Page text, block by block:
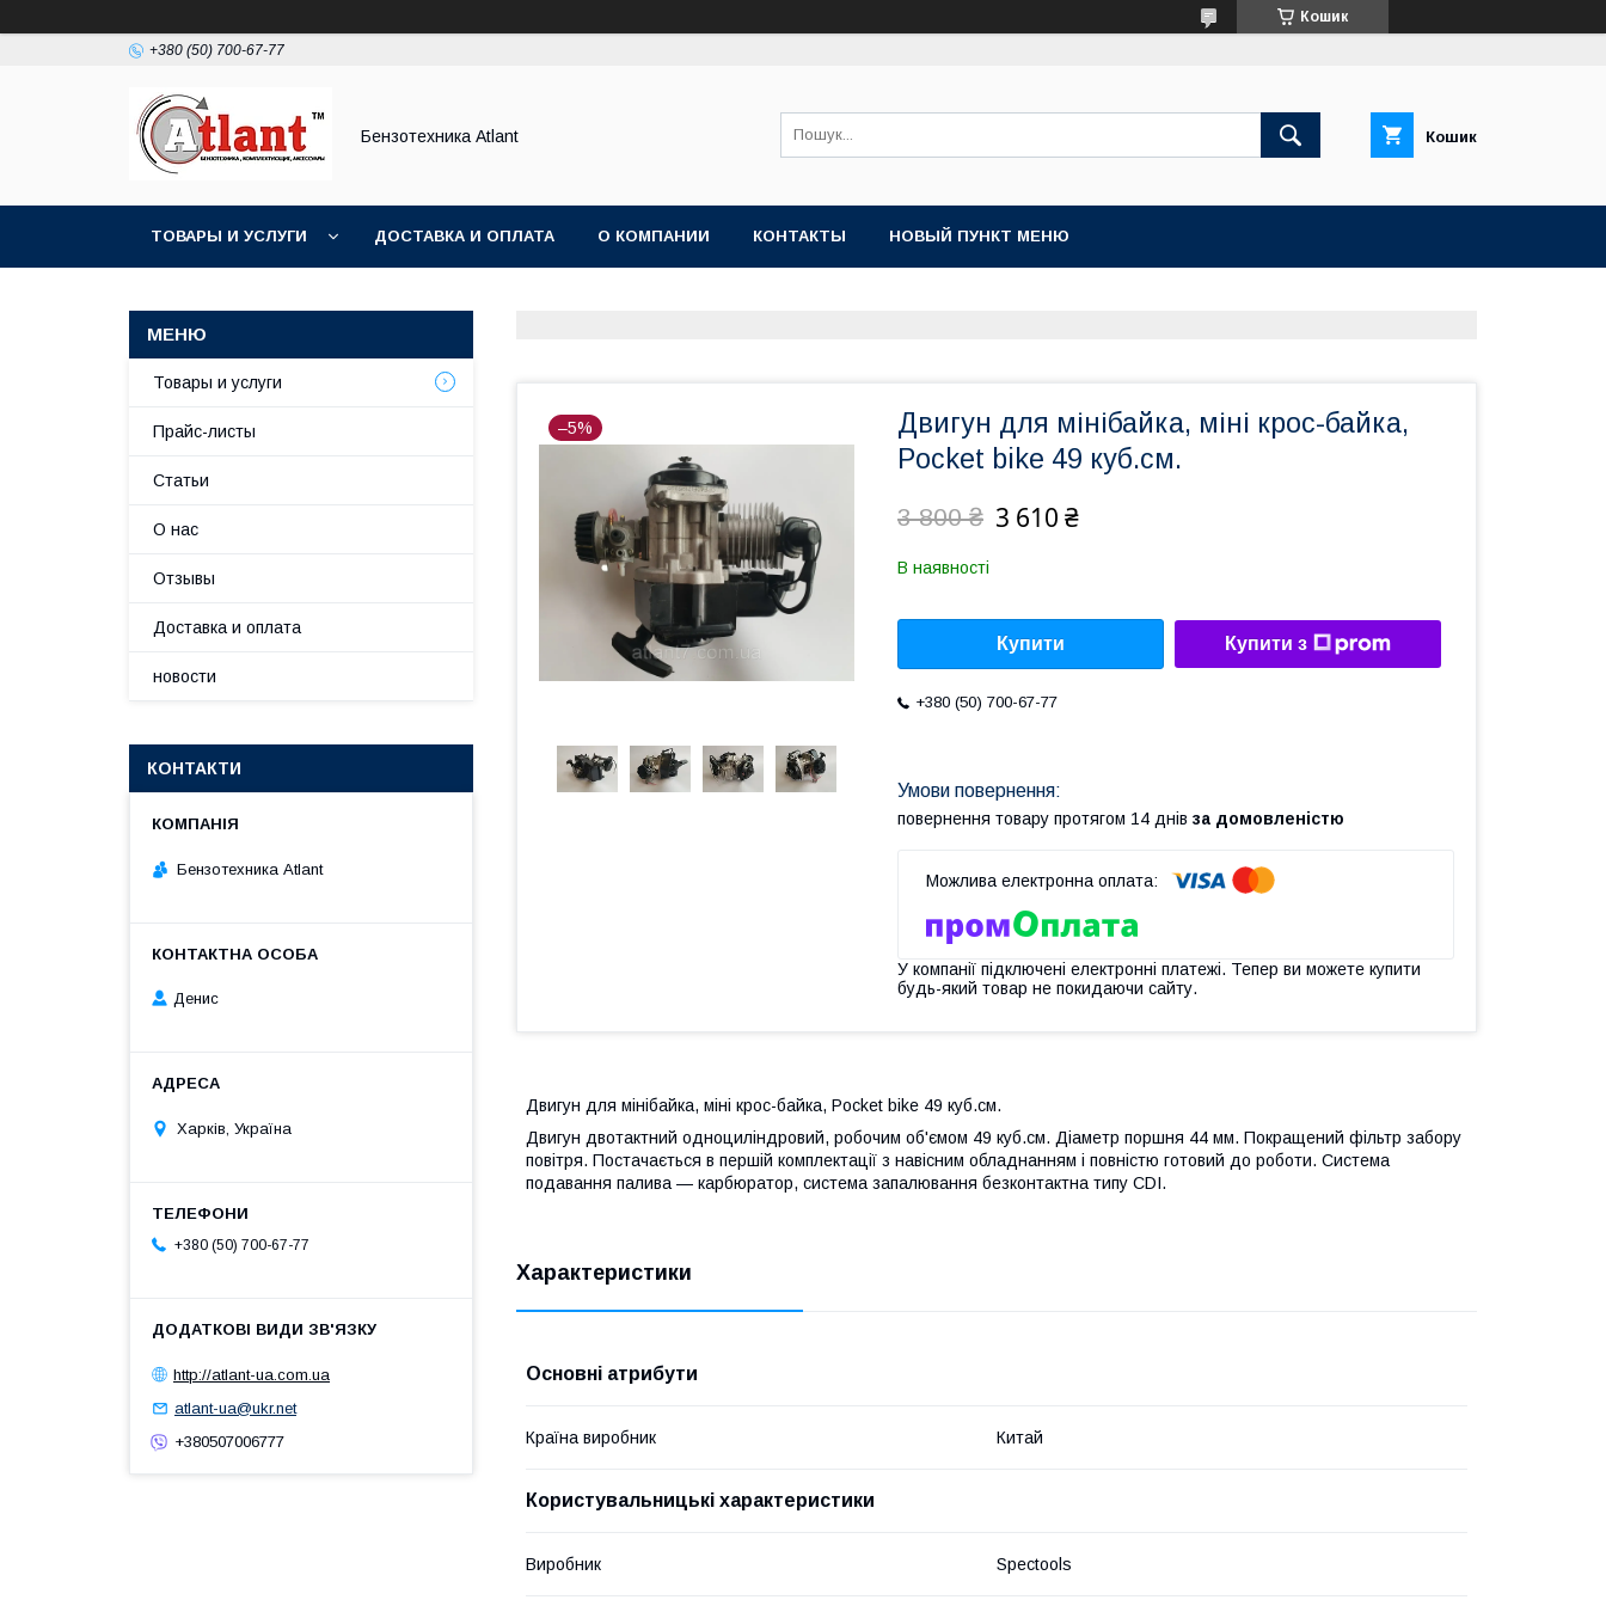
Кошик
+380 (50) 700-67-77
Бензотехника Atlant Кошик
ТОВАРЫ И УСЛУГИ ДОСТАВКА И ОПЛАТА О КОМПАНИИ КОНТАКТЫ НОВЫЙ ПУНКТ МЕНЮ
–5%
Двигун для мінібайка, міні крос-байка,
Pocket bike 49 куб.см.
3 800 ₴ 3 610 ₴
В наявності
Купити Купити з
+380 (50) 700-67-77
повернення товару протягом 14 днів за домовленістю
У компанії підключені електронні платежі. Тепер ви можете купити
будь-який товар не покидаючи сайту.
Двигун для мінібайка, міні крос-байка, Pocket bike 49 куб.см.
Двигун двотактний одноциліндровий, робочим об'ємом 49 куб.см. Діаметр поршня 44 мм. Покращений фільтр забору
повітря. Постачається в першій комплектації з навісним обладнанням і повністю готовий до роботи. Система
подавання палива — карбюратор, система запалювання безконтактна типу CDI.
Характеристики
Основні атрибути
Країна виробник Китай
Користувальницькі характеристики
Виробник Spectools
Товары и услуги
Прайс-листы
Статьи
О нас
Отзывы
Доставка и оплата
новости
КОНТАКТИ
Бензотехника Atlant
Денис
Харків, Україна
+380 (50) 700-67-77
http://atlant-ua.com.ua
atlant-ua@ukr.net
+380507006777